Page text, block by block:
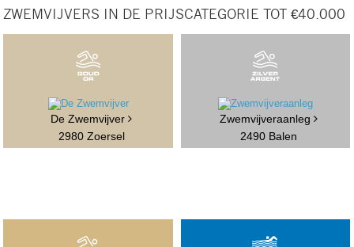
ZWEMVIJVERS IN DE PRIJSCATEGORIE TOT €40.000
De Zwemvijver
2980 Zoersel
Zwemvijveraanleg
2490 Balen